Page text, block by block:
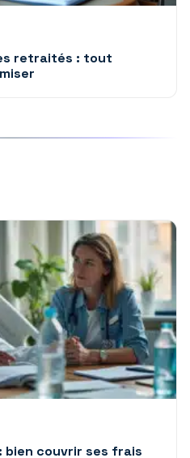
retraités : tout
bien couvrir ses frais